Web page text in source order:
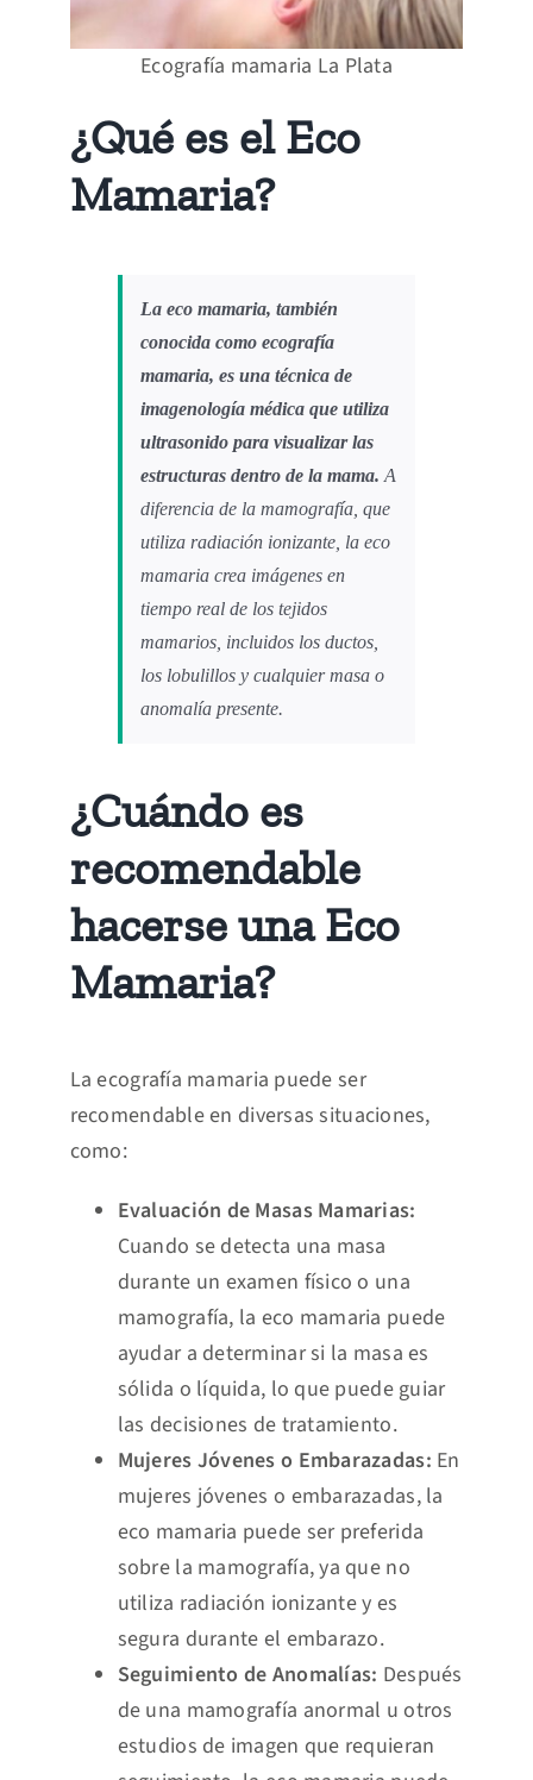
Ecografía mamaria La Plata
¿Qué es el Eco
Mamaria?
La eco mamaria, también
conocida como ecografía
mamaria, es una técnica de
imagenología médica que utiliza
ultrasonido para visualizar las
estructuras dentro de la mama. A
diferencia de la mamografía, que
utiliza radiación ionizante, la eco
mamaria crea imágenes en
tiempo real de los tejidos
mamarios, incluidos los ductos,
los lobulillos y cualquier masa o
anomalía presente.
¿Cuándo es
recomendable
hacerse una Eco
Mamaria?
La ecografía mamaria puede ser
recomendable en diversas situaciones,
como:
Evaluación de Masas Mamarias:
Cuando se detecta una masa
durante un examen físico o una
mamografía, la eco mamaria puede
ayudar a determinar si la masa es
sólida o líquida, lo que puede guiar
las decisiones de tratamiento.
Mujeres Jóvenes o Embarazadas: En
mujeres jóvenes o embarazadas, la
eco mamaria puede ser preferida
sobre la mamografía, ya que no
utiliza radiación ionizante y es
segura durante el embarazo.
Seguimiento de Anomalías: Después
de una mamografía anormal u otros
estudios de imagen que requieran